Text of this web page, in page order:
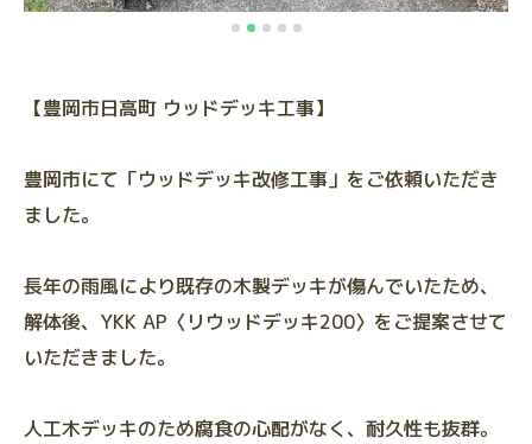
【豊岡市日高町 ウッドデッキ工事】
豊岡市にて「ウッドデッキ改修工事」をご依頼いただき
ました。
長年の雨風により既存の木製デッキが傷んでいたため、
解体後、YKK AP〈リウッドデッキ200〉をご提案させて
いただきました。
人工木デッキのため腐食の心配がなく、耐久性も抜群。